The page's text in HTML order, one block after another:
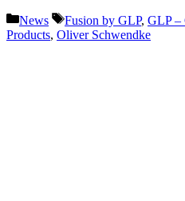
Kategorien
News Schlagwörter
Fusion by GLP, GLP –
Products, Oliver Schwendke